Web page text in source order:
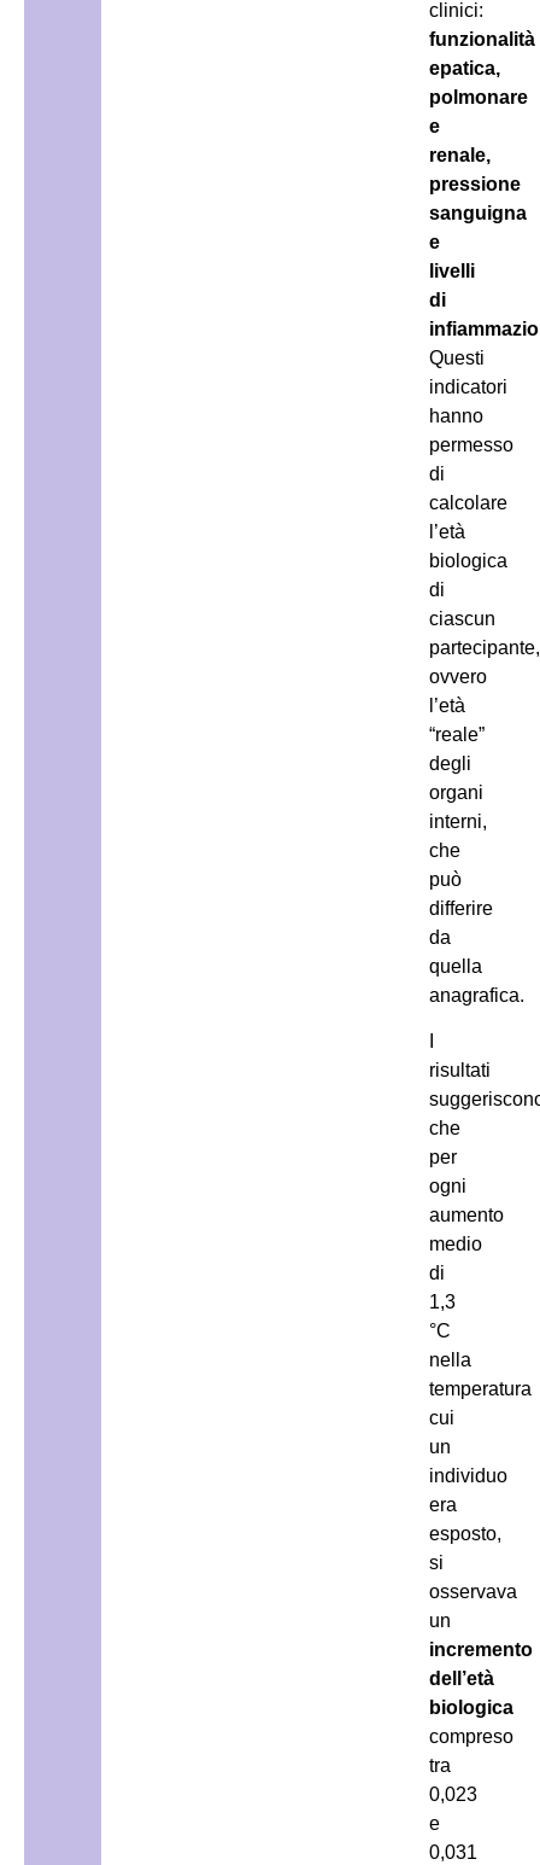
clinici:
funzionalità
epatica,
polmonare
e
renale,
pressione
sanguigna
e
livelli
di
Questi
indicatori
hanno
permesso
di
calcolare
l’età
biologica
di
ciascun
partecipante,
ovvero
l’età
“reale”
degli
organi
interni,
che
può
differire
da
quella
anagrafica.
risultati
che
per
ogni
aumento
medio
di
1,3
°C
nella
temperatura
cui
un
individuo
era
esposto,
si
osservava
un
incremento
dell’età
biologica
compreso
tra
0,023
e
0,031